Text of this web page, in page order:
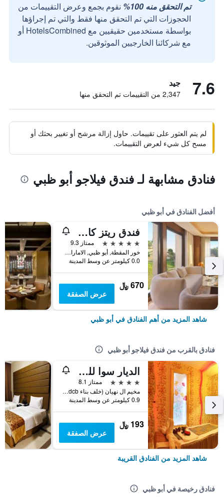
تم التحقق منه 100%
نقوم بجمع وعرض التقييمات من
الحجوزات التي تم التحقق منها فقط والتي تم إجراؤها
بواسطة مستخدمين حقيقيين مع HotelsCombined أو
مع شركائنا الخارجيين الموثوقين.
7.6 جيد
2,347 من التقييمات تم التحقق منها
لم يتم العثور على تقييمات. حاول إزالة مرشح أو تغيير بحثك أو
مسح كل شيء لعرض التقييمات.
فنادق مشابهة لـ فندق فيلاجو أبو ظبي
أفضل الفنادق في أبو ظبي
فندق ريتز كارلتون أبوظبي، القناة الكبرى
5 نجوم
ممتاز 9.3
خور المقطة, أبو ظبي, الامارات العربية المتحدة
0.0 كيلومتر عن وسط المدينة
670 ﷼
عرض الصفقة
شاهد المزيد من أهم الفنادق في أبو ظبي
فنادق بالقرب من فندق فيلاجو أبو ظبي
الديار سوا للشقق الفندقية
4 نجوم
ممتاز 8.1
مخيم ال نهيان (خلف بناء Adcb) ص.ب 105825,أبو ظبي,الامارات العربية المتحدة, أبو ظبي, الامارات العربية المتحدة
0.9 كيلومتر عن وسط المدينة
193 ﷼
عرض الصفقة
شاهد المزيد من الفنادق القريبة
فنادق رخيصة في أبو ظبي